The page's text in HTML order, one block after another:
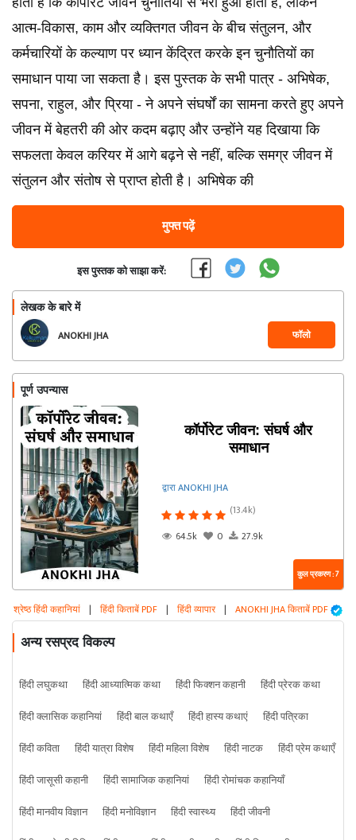
आत्म-विकास, काम और व्यक्तिगत जीवन के बीच संतुलन, और
कर्मचारियों के कल्याण पर ध्यान केंद्रित करके इन चुनौतियों का
समाधान पाया जा सकता है। इस पुस्तक के सभी पात्र - अभिषेक,
सपना, राहुल, और प्रिया - ने अपने संघर्षों का सामना करते हुए अपने
जीवन में बेहतरी की ओर कदम बढ़ाए और उन्होंने यह दिखाया कि
सफलता केवल करियर में आगे बढ़ने से नहीं, बल्कि समग्र जीवन में
संतुलन और संतोष से प्राप्त होती है। अभिषेक की
मुफ्त पढ़ें
इस पुस्तक को साझा करें:
लेखक के बारे में
ANOKHI JHA फॉलो
पूर्ण उपन्यास
कॉर्पोरेट जीवन: संघर्ष और
समाधान
द्वारा ANOKHI JHA
(13.4k)
64.5k
0 27.9k
कुल प्रकरण : 7
श्रेष्ठ हिंदी कहानियां | हिंदी किताबें PDF | हिंदी व्यापार | ANOKHI JHA किताबें PDF
अन्य रसप्रद विकल्प
हिंदी लघुकथा हिंदी आध्यात्मिक कथा हिंदी फिक्शन कहानी
हिंदी प्रेरक कथा
हिंदी क्लासिक कहानियां
हिंदी बाल कथाएँ हिंदी हास्य कथाएं
हिंदी पत्रिका
हिंदी कविता
हिंदी यात्रा विशेष हिंदी महिला विशेष हिंदी नाटक
हिंदी प्रेम कथाएँ
हिंदी जासूसी कहानी
हिंदी सामाजिक कहानियां
हिंदी रोमांचक कहानियाँ
हिंदी मानवीय विज्ञान
हिंदी मनोविज्ञान हिंदी स्वास्थ्य
हिंदी जीवनी